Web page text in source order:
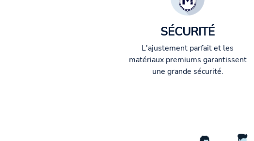
SÉCURITÉ
L'ajustement parfait et les
matériaux premiums garantissent
une grande sécurité.